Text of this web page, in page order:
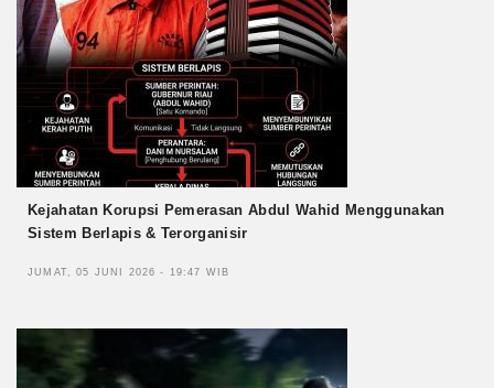
Kejahatan Korupsi Pemerasan Abdul Wahid Menggunakan
Sistem Berlapis & Terorganisir
JUMAT, 05 JUNI 2026 - 19:47 WIB